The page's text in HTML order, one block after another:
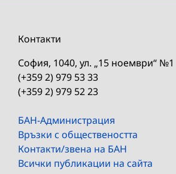
Контакти
София, 1040, ул. „15 ноември“ №1
(+359 2) 979 53 33
(+359 2) 979 52 23
БАН-Администрация
Връзки с обществеността
Контакти/звена на БАН
Всички публикации на сайта